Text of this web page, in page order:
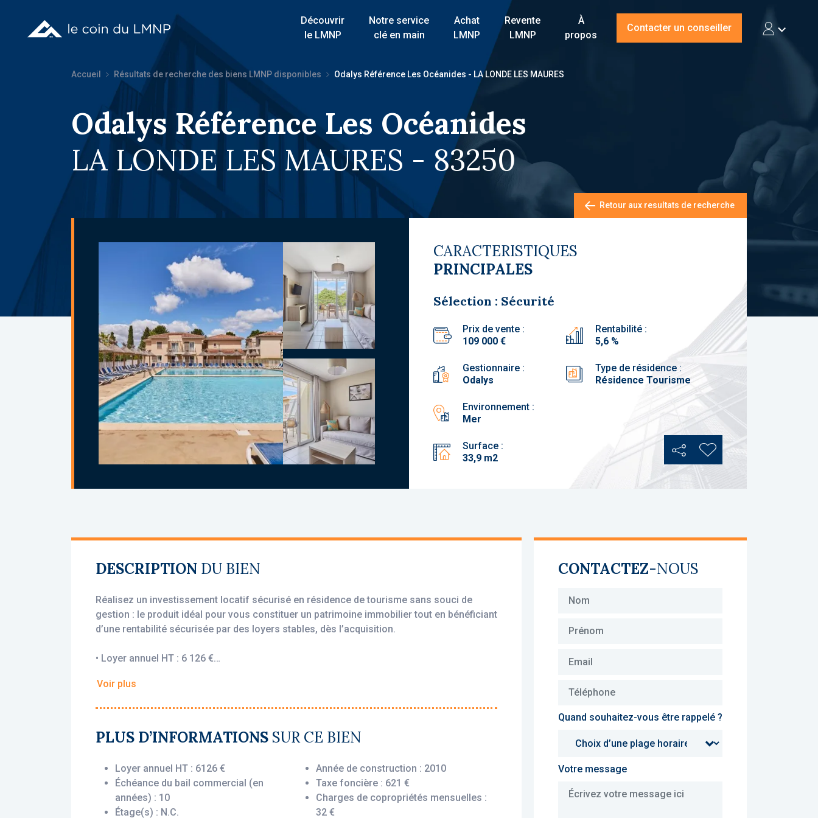
Découvrir
le LMNP
Notre service
clé en main
Achat
LMNP
Revente
LMNP
À
propos
Contacter un conseiller
Accueil Résultats de recherche des biens LMNP disponibles Odalys Référence Les Océanides - LA LONDE LES MAURES
Odalys Référence Les Océanides
LA LONDE LES MAURES - 83250
Retour aux resultats de recherche
CARACTERISTIQUES
PRINCIPALES
Sélection : Sécurité
Prix de vente :
109 000 €
Gestionnaire :
Odalys
Environnement :
Mer
Surface :
33,9 m2
Rentabilité :
5,6 %
Type de résidence :
Résidence Tourisme
PartagerAjouter aux favoris
DESCRIPTION DU BIEN
Réalisez un investissement locatif sécurisé en résidence de tourisme sans souci de
gestion : le produit idéal pour vous constituer un patrimoine immobilier tout en bénéficiant
d’une rentabilité sécurisée par des loyers stables, dès l’acquisition.
• Loyer annuel HT : 6 126 €
• Gestionnaire : Odalys
sur vos revenus locatifs. Le bien est exploité par un gestionnaire professionnel (Odalys),
engagé par un bail commercial, vous assurant le versement des loyers dès l’acquisition,
Description du bien :
Cet appartement T2 situé au rez-de-chaussée offre une disposition optimisée et
Voir plus
PLUS D’INFORMATIONS SUR CE BIEN
Loyer annuel HT : 6126 €
Échéance du bail commercial (en
années) : 10
Étage(s) : N.C.
Année de construction : 2010
Taxe foncière : 621 €
Charges de copropriétés mensuelles :
32 €
CONTACTEZ-NOUS
Quand souhaitez-vous être rappelé ?
Votre message